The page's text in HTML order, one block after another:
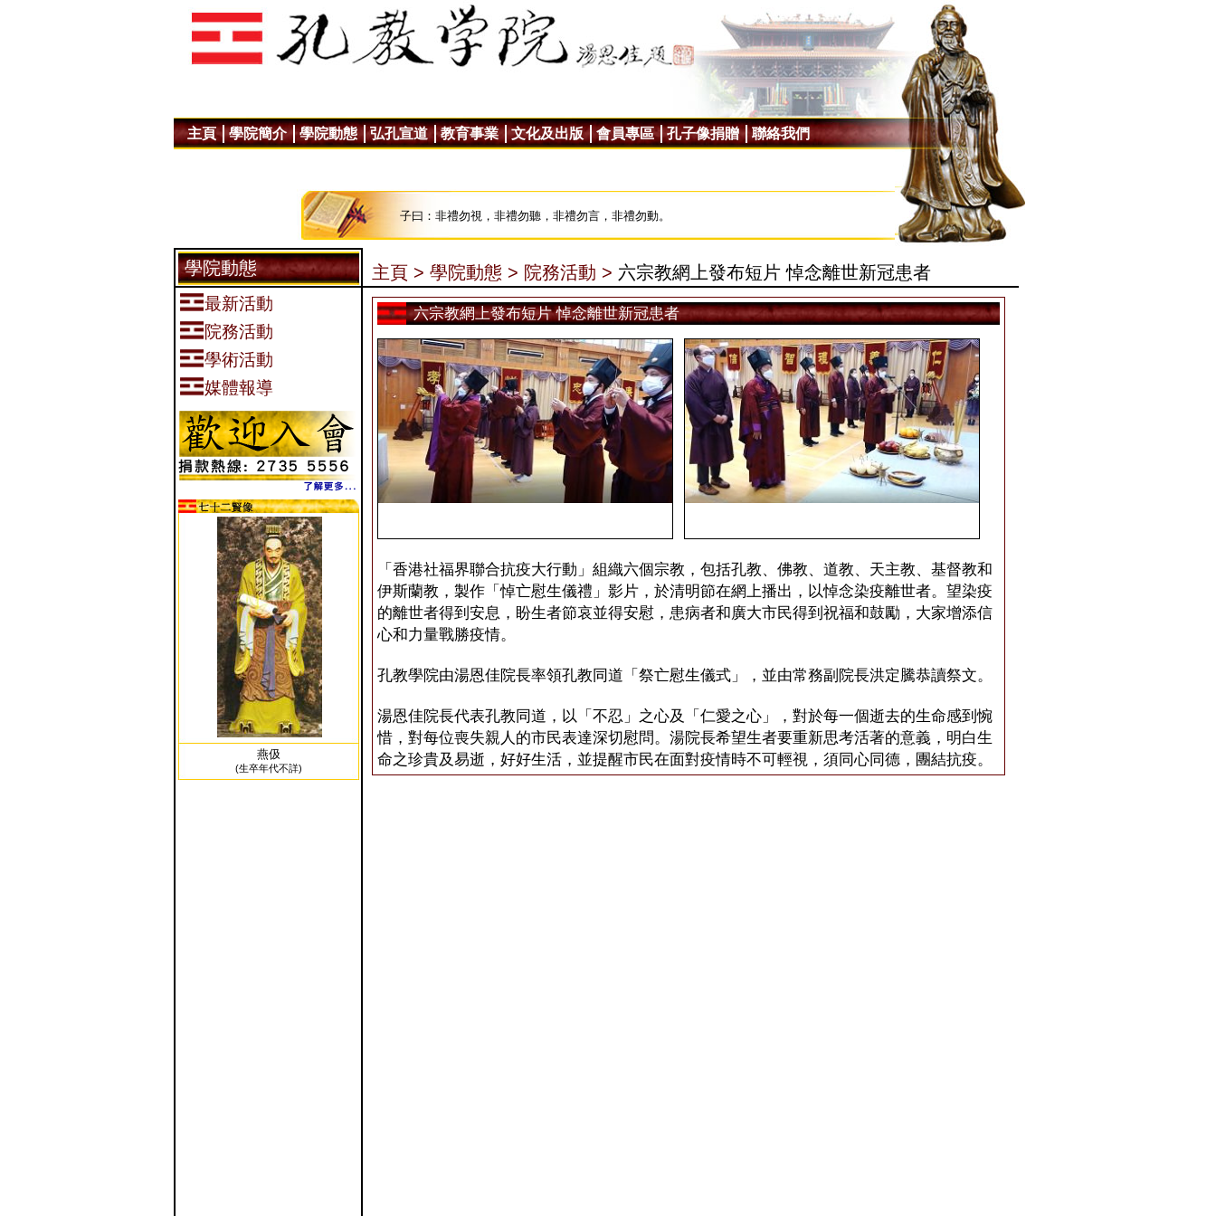
主頁 學院簡介 學院動態 弘孔宣道 教育事業 文化及出版 會員專區 孔子像捐贈 聯絡我們
子曰：非禮勿視，非禮勿聽，非禮勿言，非禮勿動。
學院動態
最新活動
院務活動
學術活動
媒體報導
燕伋
(生卒年代不詳)
主頁 > 學院動態 > 院務活動 > 六宗教網上發布短片 悼念離世新冠患者
六宗教網上發布短片 悼念離世新冠患者
「香港社福界聯合抗疫大行動」組織六個宗教，包括孔教、佛教、道教、天主教、基督教和
伊斯蘭教，製作「悼亡慰生儀禮」影片，於清明節在網上播出，以悼念染疫離世者。望染疫
的離世者得到安息，盼生者節哀並得安慰，患病者和廣大市民得到祝福和鼓勵，大家增添信
心和力量戰勝疫情。
孔教學院由湯恩佳院長率領孔教同道「祭亡慰生儀式」，並由常務副院長洪定騰恭讀祭文。
湯恩佳院長代表孔教同道，以「不忍」之⼼及「仁愛之⼼」，對於每⼀個逝去的⽣命感到惋
惜，對每位喪失親⼈的市⺠表達深切慰問。湯院長希望⽣者要重新思考活著的意義，明⽩⽣
命之珍貴及易逝，好好⽣活，並提醒市⺠在⾯對疫情時不可輕視，須同⼼同德，團結抗疫。